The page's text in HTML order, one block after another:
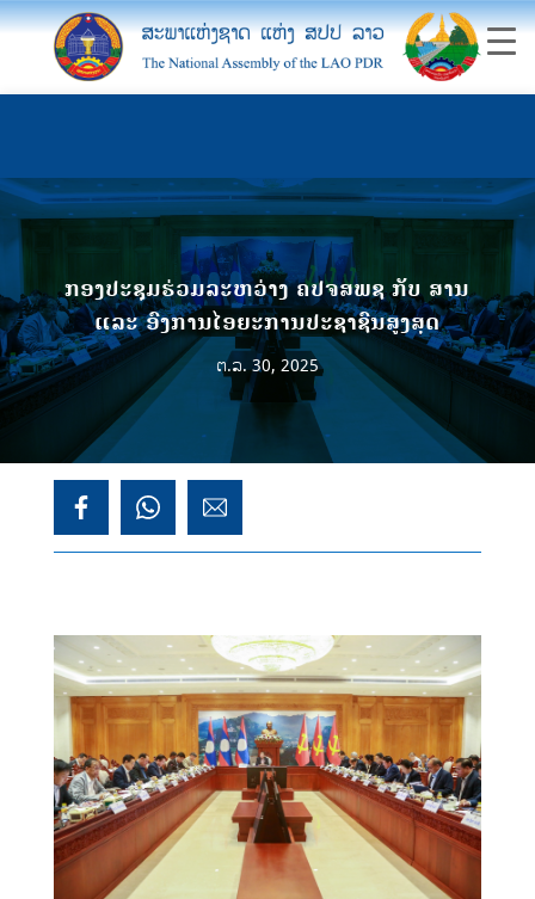
ກອງປະຊຸມຮ່ວມລະຫວ່າງ ຄປຈສພຊ ກັບ ສານ
ແລະ ອົງການໄອຍະການປະຊາຊົນສູງສຸດ
ຕ.ລ. 30, 2025